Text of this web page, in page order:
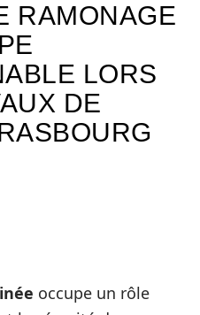
RAMONAGE
LORS
DE
occupe un rôle